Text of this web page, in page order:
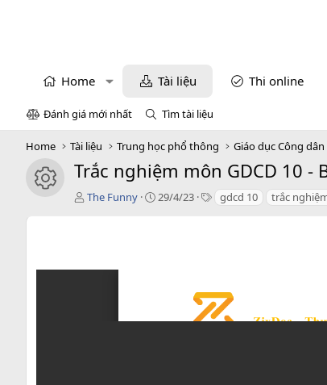
Home Tài liệu Thi online
Đánh giá mới nhất Tìm tài liệu
Home Tài liệu Trung học phổ thông Giáo dục Công dân
icon tài liệu
Trắc nghiệm môn GDCD 10 -
T
ả
The Funny
C
29/4/23
T gdcd 10 trắc